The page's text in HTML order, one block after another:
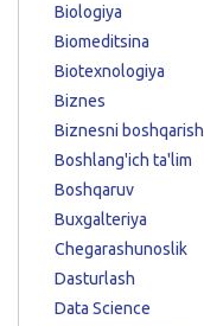
Biologiya
Biomeditsina
Biotexnologiya
Biznes
Biznesni boshqarish
Boshlang'ich ta'lim
Boshqaruv
Buxgalteriya
Chegarashunoslik
Dasturlash
Data Science